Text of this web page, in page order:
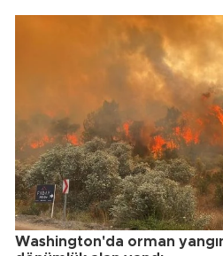
Washington'da orman